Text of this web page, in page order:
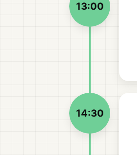
13:00
14:30